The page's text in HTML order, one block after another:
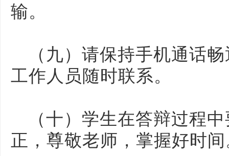
输。
（九）请保持手机通话
工作人员随时联系。
（十）学生在答辩过程
正，尊敬老师，掌握好时